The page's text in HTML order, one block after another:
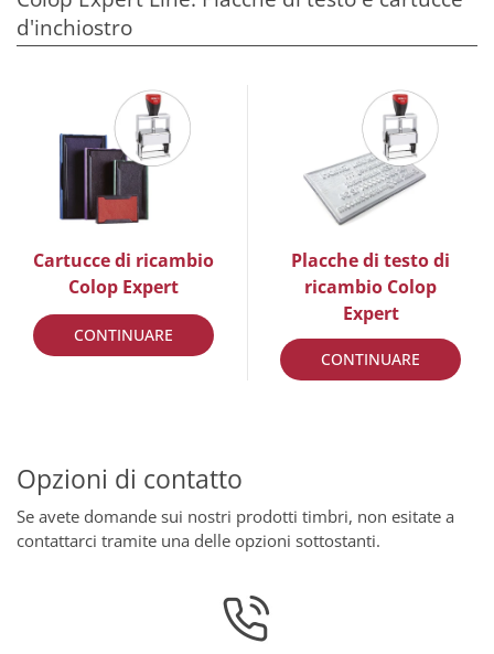
d'inchiostro
Cartucce di ricambio
Colop Expert
CONTINUARE
Placche di testo di
ricambio Colop
Expert
CONTINUARE
Opzioni di contatto
Se avete domande sui nostri prodotti timbri, non esitate a
contattarci tramite una delle opzioni sottostanti.